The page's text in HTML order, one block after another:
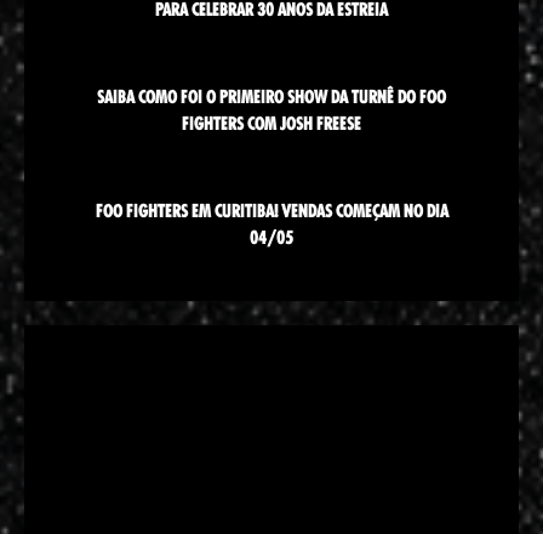
PARA CELEBRAR 30 ANOS DA ESTREIA
SAIBA COMO FOI O PRIMEIRO SHOW DA TURNÊ DO FOO
FIGHTERS COM JOSH FREESE
FOO FIGHTERS EM CURITIBA! VENDAS COMEÇAM NO DIA
04/05